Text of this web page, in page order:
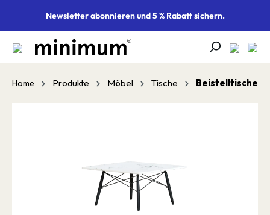
springenNewsletter abonnieren und 5 % Rabatt sichern.
Home Produkte Möbel Tische Beistelltische